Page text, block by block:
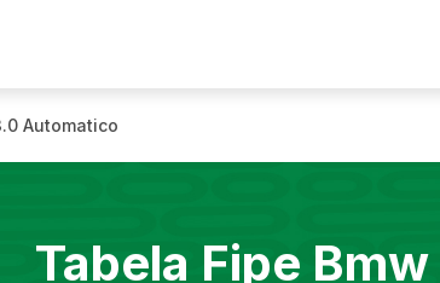
Automatico
Tabela Fipe Bmw